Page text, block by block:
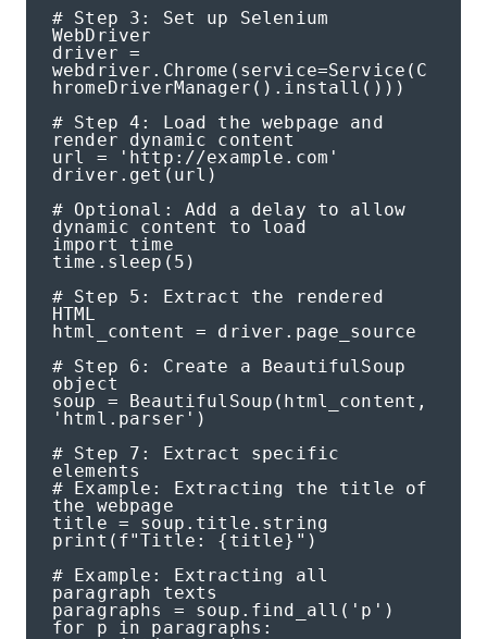
# Step 3: Set up Selenium
WebDriver
driver =
webdriver.Chrome(service=Service(C
hromeDriverManager().install()))
# Step 4: Load the webpage and
render dynamic content
url = 'http://example.com'
driver.get(url)
# Optional: Add a delay to allow
dynamic content to load
import time
time.sleep(5)
# Step 5: Extract the rendered
HTML
html_content = driver.page_source
# Step 6: Create a BeautifulSoup
object
soup = BeautifulSoup(html_content,
'html.parser')
# Step 7: Extract specific
elements
# Example: Extracting the title of
the webpage
title = soup.title.string
print(f"Title: {title}")
# Example: Extracting all
paragraph texts
paragraphs = soup.find_all('p')
for p in paragraphs: